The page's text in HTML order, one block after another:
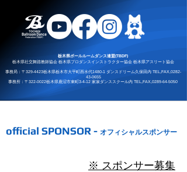
栃木県ボールルームダンス連盟(TBDF)
栃木県社交舞踏教師協会 栃木県プロダンスインストラクター協会 栃木県アスリート協会
事務局： 〒329-4423栃木県栃木市大平町西水代1480-1 ダンスドリーム久保田内 TEL,FAX, 0282-
43-0655
事務所： 〒322-0022栃木県鹿沼市東町3-4-12​ 家泉ダンススクール内 TEL,FAX, 0289-64-5050
official SPONSOR - オフィシャルスポンサー
※ ​スポンサー募集